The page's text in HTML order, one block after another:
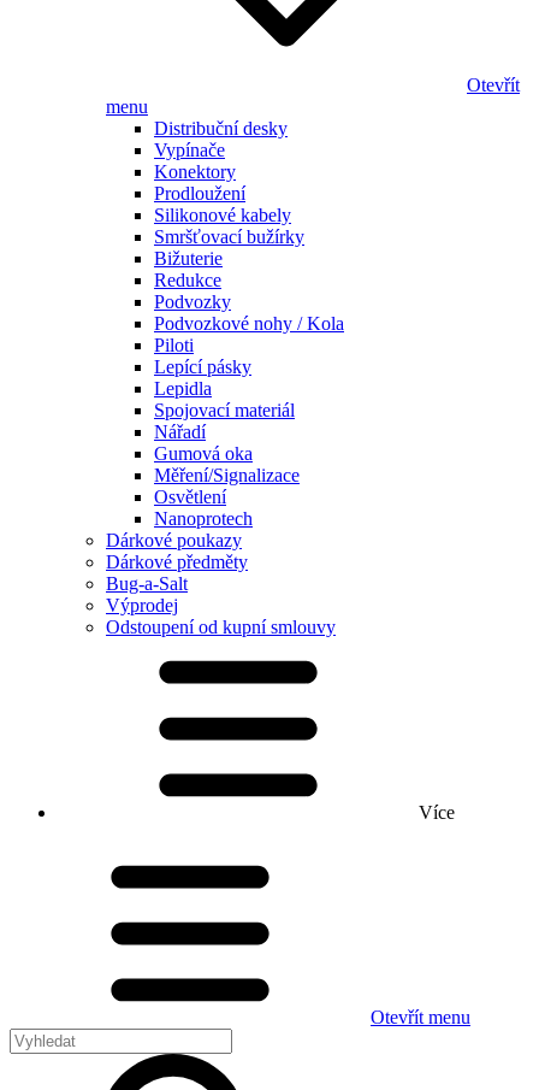
Otevřít
menu
Distribuční desky
Vypínače
Konektory
Prodloužení
Silikonové kabely
Smršťovací bužírky
Bižuterie
Redukce
Podvozky
Podvozkové nohy / Kola
Piloti
Lepící pásky
Lepidla
Spojovací materiál
Nářadí
Gumová oka
Měření/Signalizace
Osvětlení
Nanoprotech
Dárkové poukazy
Dárkové předměty
Bug-a-Salt
Výprodej
Odstoupení od kupní smlouvy
Více
Otevřít menu